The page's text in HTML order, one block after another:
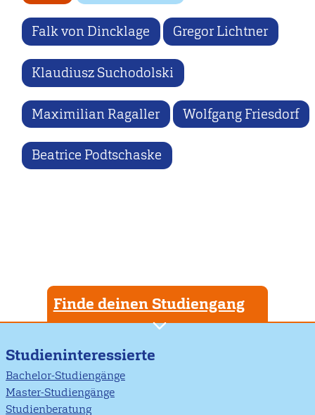
Falk von Dincklage Gregor Lichtner
Klaudiusz Suchodolski
Maximilian Ragaller Wolfgang Friesdorf
Beatrice Podtschaske
Finde deinen Studiengang
Studieninteressierte
Bachelor-Studiengänge
Master-Studiengänge
Studienberatung